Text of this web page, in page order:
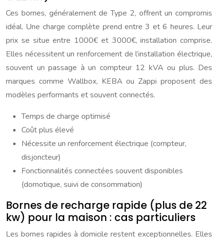
Ces bornes, généralement de Type 2, offrent un compromis
idéal. Une charge complète prend entre 3 et 6 heures. Leur
prix se situe entre 1000€ et 3000€, installation comprise.
Elles nécessitent un renforcement de l’installation électrique,
souvent un passage à un compteur 12 kVA ou plus. Des
marques comme Wallbox, KEBA ou Zappi proposent des
modèles performants et souvent connectés.
Temps de charge optimisé
Coût plus élevé
Nécessite un renforcement électrique (compteur,
disjoncteur)
Fonctionnalités connectées souvent disponibles
(domotique, suivi de consommation)
Bornes de recharge rapide (plus de 22
kw) pour la maison : cas particuliers
Les bornes rapides à domicile restent exceptionnelles. Elles